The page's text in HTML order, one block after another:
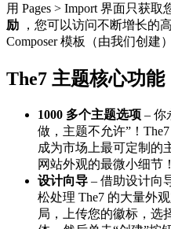
用 Pages > Import 界面只获
励 ，您可以访问不断增长的
Composer 模板（由我们创建）
The7 主题核心功能
1000 多个主题选项 – 你
做，主题不允许”！
成为市场上最可定制的
网站外观的最微小细节！
设计向导 – 借助设计向
松处理 The7 的大量外
局，上传您的徽标，选